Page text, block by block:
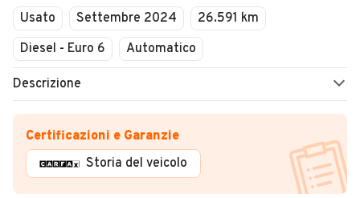
Usato Settembre 2024
26.591 km
Diesel - Euro 6
Automatico
Descrizione
Certificazioni e Garanzie
Storia del veicolo